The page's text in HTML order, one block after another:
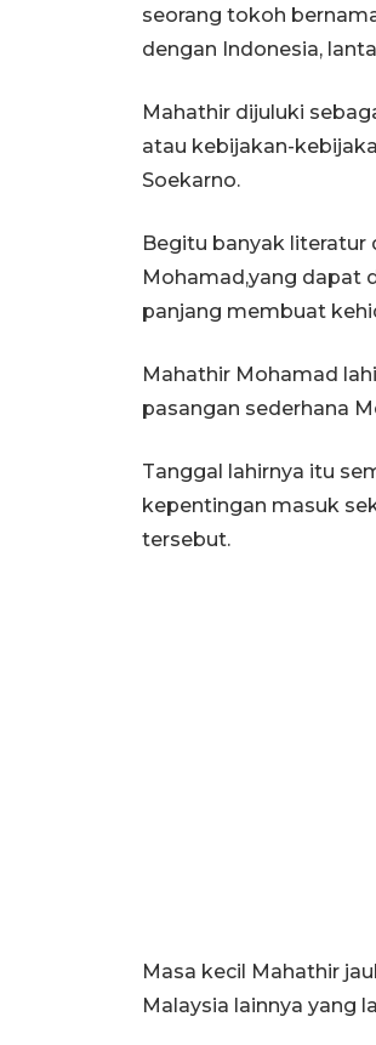
seorang tokoh
dengan Indonesia,
Mahathir dijuluki
atau kebijakan-
Soekarno.
Begitu banyak literatur
Mohamad,yang dapat
panjang membuat
Mahathir Mohamad
pasangan sederhana
Tanggal lahirnya itu
kepentingan masuk
tersebut.
Masa kecil Mahathir
Malaysia lainnya yang